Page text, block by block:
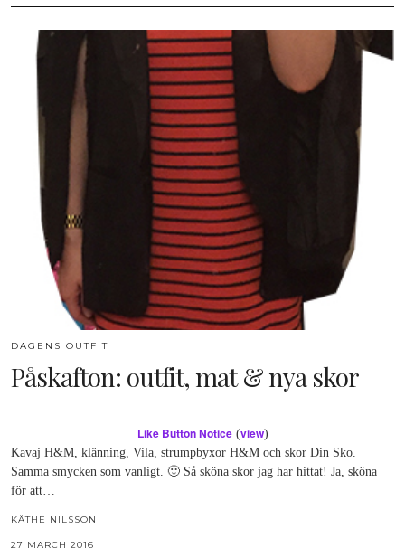
DAGENS OUTFIT
Påskafton: outfit, mat & nya skor
Like Button Notice(view)
Kavaj H&M, klänning, Vila, strumpbyxor H&M och skor Din Sko.
Samma smycken som vanligt. 🙂 Så sköna skor jag har hittat! Ja, sköna
för att…
KÄTHE NILSSON
27 MARCH 2016